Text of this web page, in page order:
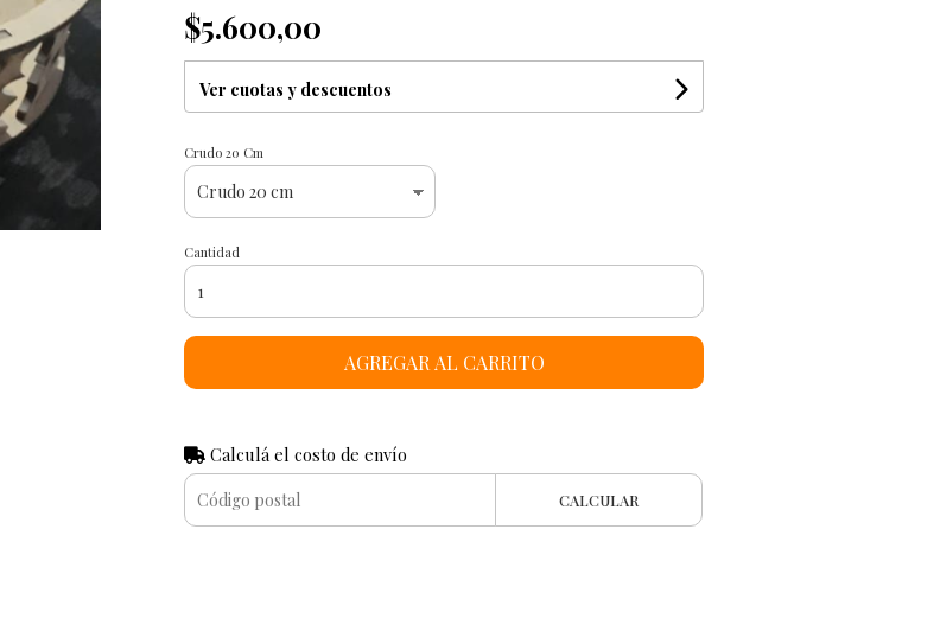
$5.600,00
Ver cuotas y descuentos
Crudo 20 Cm
Cantidad
AGREGAR AL CARRITO
Calculá el costo de envío
CALCULAR